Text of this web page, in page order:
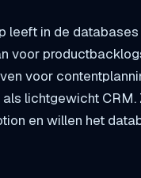
leeft in de databases
voor
voor
lichtgewicht CRM.
en willen het